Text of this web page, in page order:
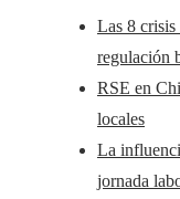
Las 8 crisis
regulación
RSE en
locales
La
jornada